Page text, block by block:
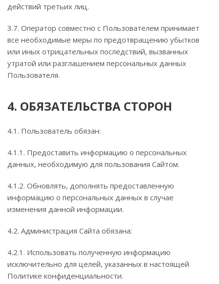
действий третьих лиц.
3.7. Оператор совместно с Пользователем принимает
все необходимые меры по предотвращению убытков
или иных отрицательных последствий, вызванных
утратой или разглашением персональных данных
Пользователя.
4. ОБЯЗАТЕЛЬСТВА СТОРОН
4.1. Пользователь обязан:
4.1.1. Предоставить информацию о персональных
данных, необходимую для пользования Сайтом.
4.1.2. Обновлять, дополнять предоставленную
информацию о персональных данных в случае
изменения данной информации.
4.2. Администрация Сайта обязана:
4.2.1. Использовать полученную информацию
исключительно для целей, указанных в настоящей
Политике конфиденциальности.